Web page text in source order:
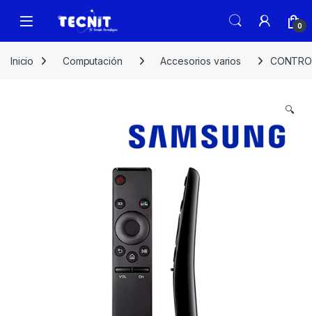
0
Inicio Computación Accesorios varios
🔍